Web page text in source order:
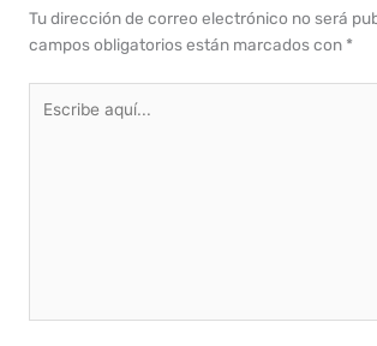
Tu dirección de correo electrónico no será
campos obligatorios están marcados con *
aquí...